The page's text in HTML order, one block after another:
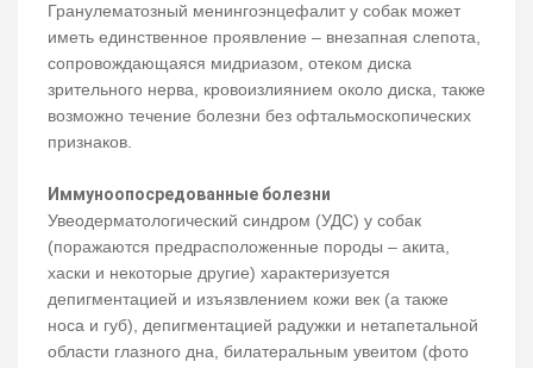
Гранулематозный менингоэнцефалит у собак может
иметь единственное проявление – внезапная слепота,
сопровождающаяся мидриазом, отеком диска
зрительного нерва, кровоизлиянием около диска, также
возможно течение болезни без офтальмоскопических
признаков.
Иммуноопосредованные болезни
Увеодерматологический синдром (УДС) у собак
(поражаются предрасположенные породы – акита,
хаски и некоторые другие) характеризуется
депигментацией и изъязвлением кожи век (а также
носа и губ), депигментацией радужки и нетапетальной
области глазного дна, билатеральным увеитом (фото